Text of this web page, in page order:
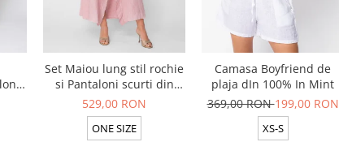
Set Maiou lung stil rochie
si Pantaloni scurti din
100% in Rose
529,00 RON
ONE SIZE
Camasa Boyfriend de
plaja dIn 100% In Mint
369,00 RON199,00 RON
XS-S